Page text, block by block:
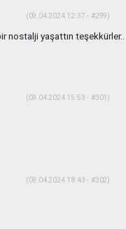
(09.04.2024 12:37 - #299)
nostalji yaşattın teşekkürler..
(09.04.2024 15:53 - #301)
(09.04.2024 18:43 - #302)